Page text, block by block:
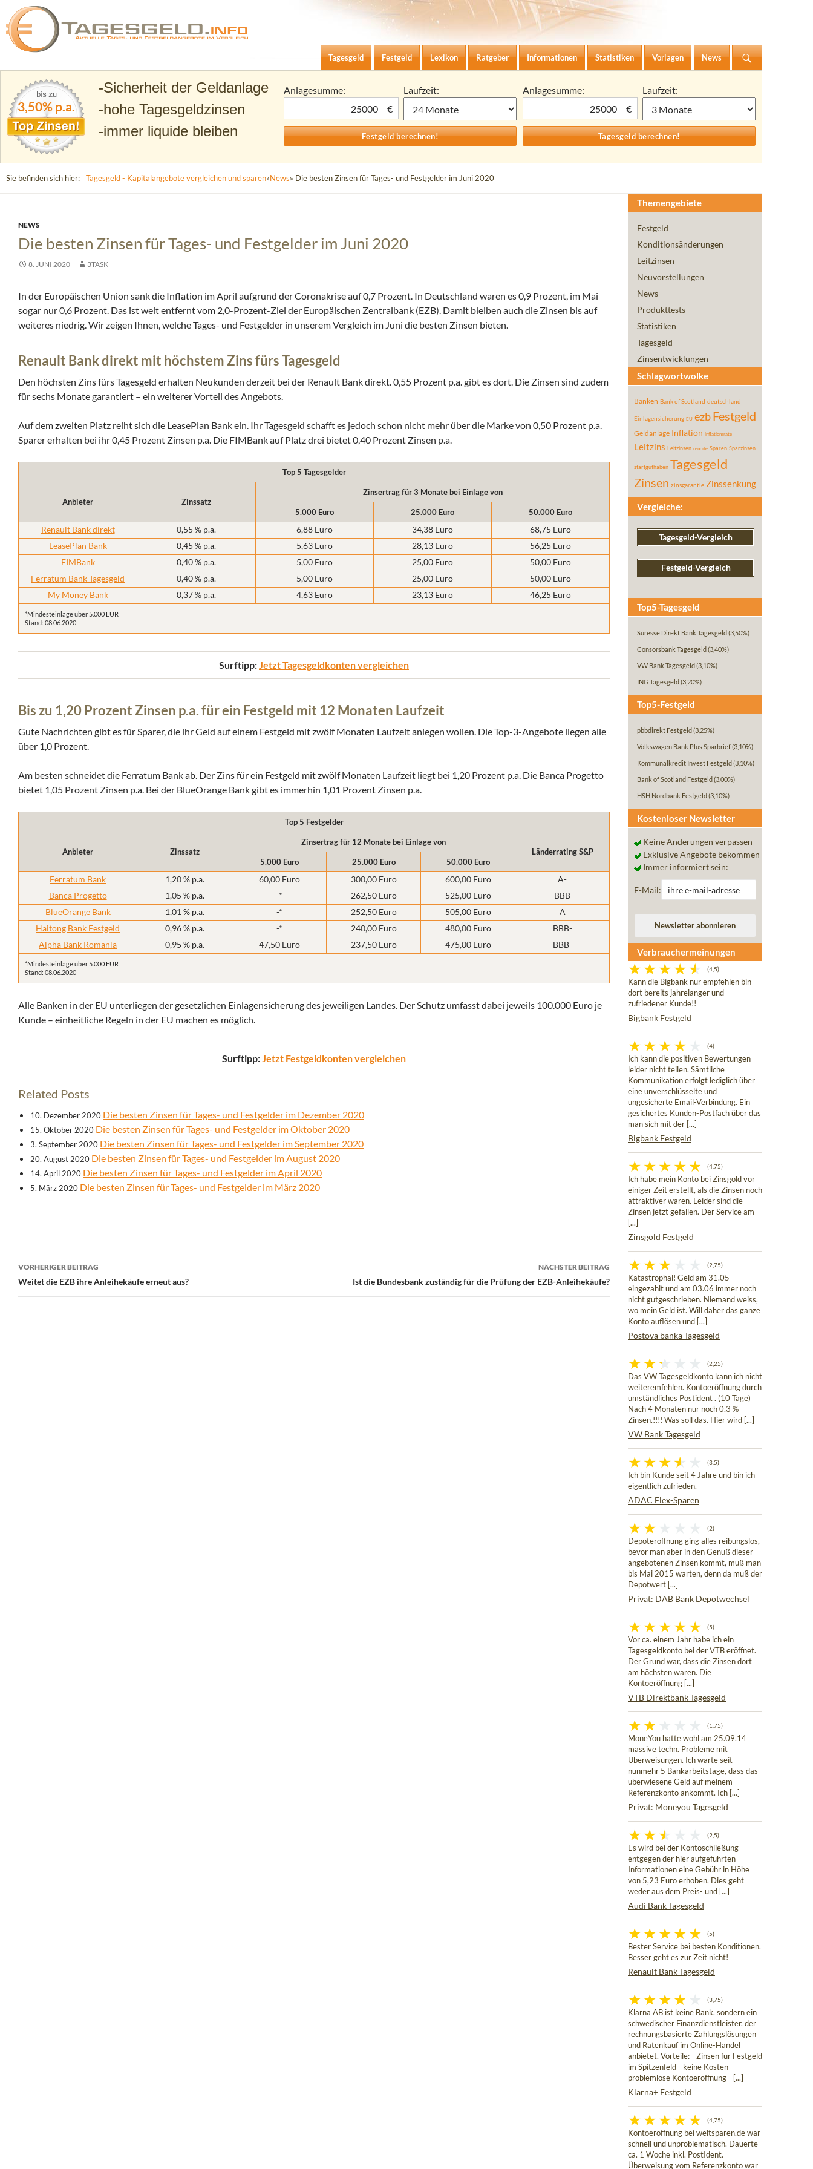
Tagesgeld.info – Tagesgeldkonten vergleichen und Tagesgeld-Zinsen berechnen
Zum Inhalt springen
Tagesgeld
Festgeld Lexikon Ratgeber Informationen Statistiken Vorlagen News
3,50% p.a.
Sicherheit der Geldanlage
hohe Tagesgeldzinsen
immer liquide bleiben
Anlagesumme:
€
Laufzeit:
Anlagesumme:
€
Laufzeit:
Sie befinden sich hier: Tagesgeld - Kapitalangebote vergleichen und sparen»News» Die besten Zinsen für Tages- und Festgelder im Juni 2020
NEWS
Die besten Zinsen für Tages- und Festgelder im Juni 2020
8. JUNI 2020 3TASK
In der Europäischen Union sank die Inflation im April aufgrund der Coronakrise auf 0,7 Prozent. In Deutschland waren es 0,9 Prozent, im Mai
sogar nur 0,6 Prozent. Das ist weit entfernt vom 2,0-Prozent-Ziel der Europäischen Zentralbank (EZB). Damit bleiben auch die Zinsen bis auf
weiteres niedrig. Wir zeigen Ihnen, welche Tages- und Festgelder in unserem Vergleich im Juni die besten Zinsen bieten.
Renault Bank direkt mit höchstem Zins fürs Tagesgeld
Den höchsten Zins fürs Tagesgeld erhalten Neukunden derzeit bei der Renault Bank direkt. 0,55 Prozent p.a. gibt es dort. Die Zinsen sind zudem
für sechs Monate garantiert – ein weiterer Vorteil des Angebots.
Auf dem zweiten Platz reiht sich die LeasePlan Bank ein. Ihr Tagesgeld schafft es jedoch schon nicht mehr über die Marke von 0,50 Prozent p.a.
Sparer erhalten bei ihr 0,45 Prozent Zinsen p.a. Die FIMBank auf Platz drei bietet 0,40 Prozent Zinsen p.a.
Top 5 Tagesgelder
Anbieter Zinssatz
Zinsertrag für 3 Monate bei Einlage von
5.000 Euro 25.000 Euro 50.000 Euro
*Mindesteinlage über 5.000 EUR
Stand: 08.06.2020
Renault Bank direkt 0,55 % p.a. 6,88 Euro 34,38 Euro
68,75 Euro
LeasePlan Bank
0,45 % p.a. 5,63 Euro 28,13 Euro
56,25 Euro
FIMBank
0,40 % p.a. 5,00 Euro 25,00 Euro
50,00 Euro
Ferratum Bank Tagesgeld
0,40 % p.a. 5,00 Euro 25,00 Euro
50,00 Euro
My Money Bank
0,37 % p.a. 4,63 Euro 23,13 Euro 46,25 Euro
Surftipp:Jetzt Tagesgeldkonten vergleichen
Bis zu 1,20 Prozent Zinsen p.a. für ein Festgeld mit 12 Monaten Laufzeit
Gute Nachrichten gibt es für Sparer, die ihr Geld auf einem Festgeld mit zwölf Monaten Laufzeit anlegen wollen. Die Top-3-Angebote liegen alle
über 1,0 Prozent.
Am besten schneidet die Ferratum Bank ab. Der Zins für ein Festgeld mit zwölf Monaten Laufzeit liegt bei 1,20 Prozent p.a. Die Banca Progetto
bietet 1,05 Prozent Zinsen p.a. Bei der BlueOrange Bank gibt es immerhin 1,01 Prozent Zinsen p.a.
Top 5 Festgelder
Anbieter Zinssatz
Zinsertrag für 12 Monate bei Einlage von
Länderrating S&P
5.000 Euro
25.000 Euro 50.000 Euro
*Mindesteinlage über 5.000 EUR
Stand: 08.06.2020
Ferratum Bank 1,20 % p.a. 60,00 Euro 300,00 Euro 600,00 Euro
A-
Banca Progetto
1,05 % p.a. -* 262,50 Euro 525,00 Euro
BBB
BlueOrange Bank
1,01 % p.a. -* 252,50 Euro 505,00 Euro
A
Haitong Bank Festgeld
0,96 % p.a. -* 240,00 Euro 480,00 Euro
BBB-
Alpha Bank Romania
0,95 % p.a. 47,50 Euro 237,50 Euro 475,00 Euro BBB-
Alle Banken in der EU unterliegen der gesetzlichen Einlagensicherung des jeweiligen Landes. Der Schutz umfasst dabei jeweils 100.000 Euro je
Kunde – einheitliche Regeln in der EU machen es möglich.
Surftipp:Jetzt Festgeldkonten vergleichen
Related Posts
10. Dezember 2020 Die besten Zinsen für Tages- und Festgelder im Dezember 2020
15. Oktober 2020 Die besten Zinsen für Tages- und Festgelder im Oktober 2020
3. September 2020 Die besten Zinsen für Tages- und Festgelder im September 2020
20. August 2020 Die besten Zinsen für Tages- und Festgelder im August 2020
14. April 2020 Die besten Zinsen für Tages- und Festgelder im April 2020
5. März 2020 Die besten Zinsen für Tages- und Festgelder im März 2020
Beitrags-
Navigation
VORHERIGER BEITRAG
Weitet die EZB ihre Anleihekäufe erneut aus?
NÄCHSTER BEITRAG
Ist die Bundesbank zuständig für die Prüfung der EZB-Anleihekäufe?
Themengebiete
Festgeld
Konditionsänderungen
Leitzinsen
Neuvorstellungen
News
Produkttests
Statistiken
Tagesgeld
Zinsentwicklungen
Schlagwortwolke
Banken Bank of Scotland deutschland
Einlagensicherung EU ezbFestgeld
Geldanlage Inflation inflationsrate
Leitzins Leitzinsen rendite Sparen Sparzinsen
startguthaben Tagesgeld
Zinsen zinsgarantie Zinssenkung
Vergleiche:
Tagesgeld-Vergleich
Festgeld-Vergleich
Top5-Tagesgeld
Suresse Direkt Bank Tagesgeld (3,50%)
Consorsbank Tagesgeld (3,40%)
VW Bank Tagesgeld (3,10%)
ING Tagesgeld (3,20%)
Top5-Festgeld
pbbdirekt Festgeld (3,25%)
Volkswagen Bank Plus Sparbrief(3,10%)
Kommunalkredit Invest Festgeld (3,10%)
Bank of Scotland Festgeld (3,00%)
HSH Nordbank Festgeld (3,10%)
Kostenloser Newsletter
Keine Änderungen verpassen
Exklusive Angebote bekommen
Immer informiert sein:
E-Mail:
Verbrauchermeinungen
(4,5)
Kann die Bigbank nur empfehlen bin
dort bereits jahrelanger und
zufriedener Kunde!!
Bigbank Festgeld
(4)
Ich kann die positiven Bewertungen
leider nicht teilen. Sämtliche
Kommunikation erfolgt lediglich über
eine unverschlüsselte und
ungesicherte Email-Verbindung. Ein
gesichertes Kunden-Postfach über das
man sich mit der [...]
Bigbank Festgeld
(4,75)
Ich habe mein Konto bei Zinsgold vor
einiger Zeit erstellt, als die Zinsen noch
attraktiver waren. Leider sind die
Zinsen jetzt gefallen. Der Service am
[...]
Zinsgold Festgeld
(2,75)
Katastrophal! Geld am 31.05
eingezahlt und am 03.06 immer noch
nicht gutgeschrieben. Niemand weiss,
wo mein Geld ist. Will daher das ganze
Konto auflösen und [...]
Postova banka Tagesgeld
(2,25)
Das VW Tagesgeldkonto kann ich nicht
weiteremfehlen. Kontoeröffnung durch
umständliches Postident . (10 Tage)
Nach 4 Monaten nur noch 0,3 %
Zinsen.!!!! Was soll das. Hier wird [...]
VW Bank Tagesgeld
(3,5)
Ich bin Kunde seit 4 Jahre und bin ich
eigentlich zufrieden.
ADAC Flex-Sparen
(2)
Depoteröffnung ging alles reibungslos,
bevor man aber in den Genuß dieser
angebotenen Zinsen kommt, muß man
bis Mai 2015 warten, denn da muß der
Depotwert [...]
Privat: DAB Bank Depotwechsel
(5)
Vor ca. einem Jahr habe ich ein
Tagesgeldkonto bei der VTB eröffnet.
Der Grund war, dass die Zinsen dort
am höchsten waren. Die
Kontoeröffnung [...]
VTB Direktbank Tagesgeld
(1,75)
MoneYou hatte wohl am 25.09.14
massive techn. Probleme mit
Überweisungen. Ich warte seit
nunmehr 5 Bankarbeitstage, dass das
überwiesene Geld auf meinem
Referenzkonto ankommt. Ich [...]
Privat: Moneyou Tagesgeld
(2,5)
Es wird bei der Kontoschließung
entgegen der hier aufgeführten
Informationen eine Gebühr in Höhe
von 5,23 Euro erhoben. Dies geht
weder aus dem Preis- und [...]
Audi Bank Tagesgeld
(5)
Bester Service bei besten Konditionen.
Besser geht es zur Zeit nicht!
Renault Bank Tagesgeld
(3,75)
Klarna AB ist keine Bank, sondern ein
schwedischer Finanzdienstleister, der
rechnungsbasierte Zahlungslösungen
und Ratenkauf im Online-Handel
anbietet. Vorteile: - Zinsen für Festgeld
im Spitzenfeld - keine Kosten -
problemlose Kontoeröffnung - [...]
Klarna+ Festgeld
(4,75)
Kontoeröffnung bei weltsparen.de war
schnell und unproblematisch. Dauerte
ca. 1 Woche inkl. PostIdent.
Überweisung vom Referenzkonto war